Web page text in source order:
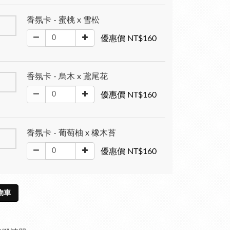
香氛卡 - 蜜桃 x 雪松
優惠價 NT$160
香氛卡 - 烏木 x 鳶尾花
優惠價 NT$160
香氛卡 - 葡萄柚 x 橡木苔
優惠價 NT$160
車